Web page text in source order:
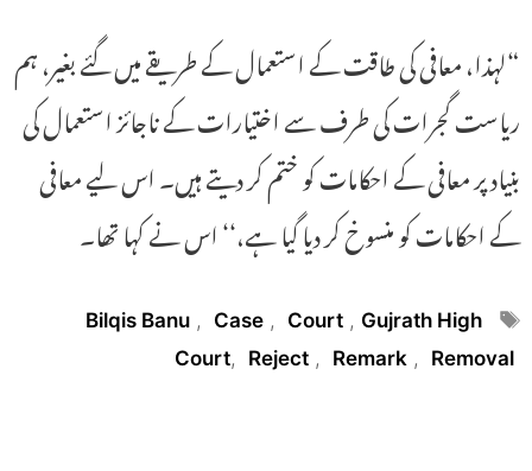
“لہذا، معافی کی طاقت کے استعمال کے طریقے میں گئے بغیر، ہم
ریاست گجرات کی طرف سے اختیارات کے ناجائز استعمال کی
بنیاد پر معافی کے احکامات کو ختم کر دیتے ہیں۔ اس لیے معافی
کے احکامات کو منسوخ کر دیا گیا ہے،‘‘ اس نے کہا تھا۔
Tags
Bilqis Banu , Case , Court , Gujrath High
Court, Reject , Remark , Removal